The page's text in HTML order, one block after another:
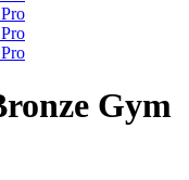
Gym